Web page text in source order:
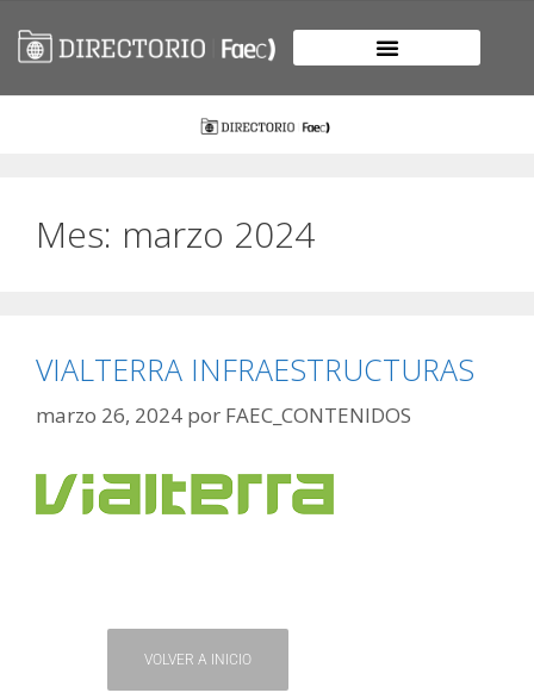
Mes: marzo 2024
VIALTERRA INFRAESTRUCTURAS
marzo 26, 2024 por FAEC_CONTENIDOS
VOLVER A INICIO